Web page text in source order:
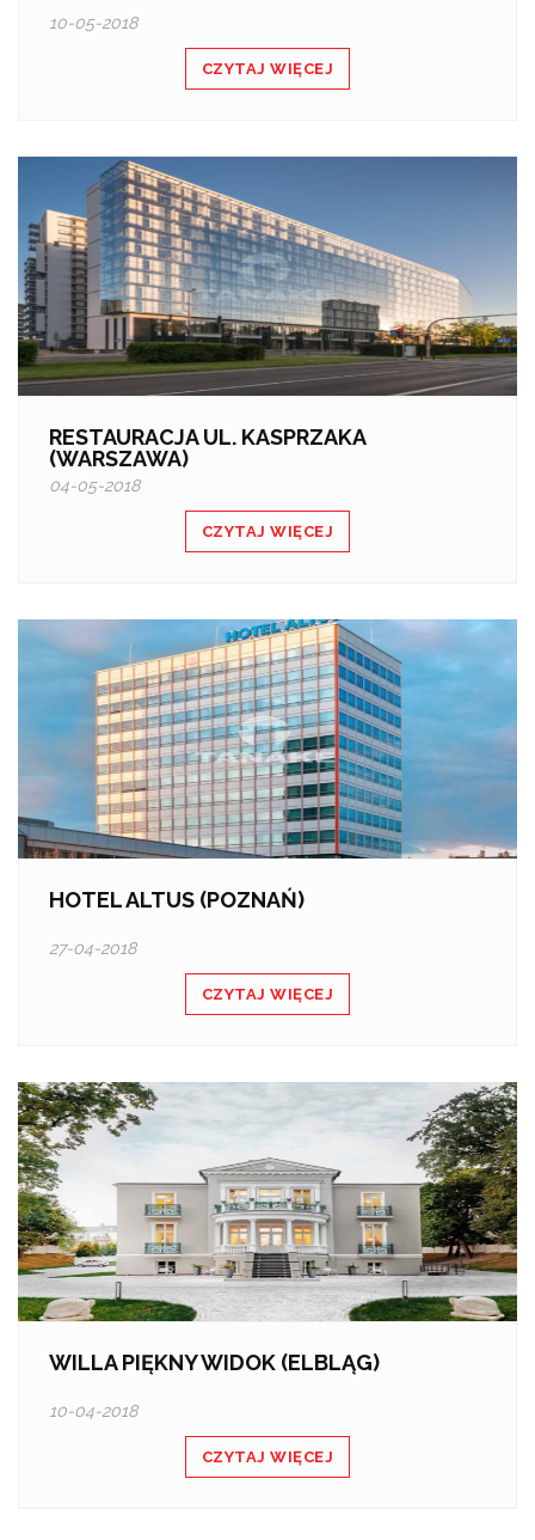
10-05-2018
CZYTAJ WIĘCEJ
RESTAURACJA UL. KASPRZAKA
(WARSZAWA)
04-05-2018
CZYTAJ WIĘCEJ
HOTEL ALTUS (POZNAŃ)
27-04-2018
CZYTAJ WIĘCEJ
WILLA PIĘKNY WIDOK (ELBLĄG)
10-04-2018
CZYTAJ WIĘCEJ